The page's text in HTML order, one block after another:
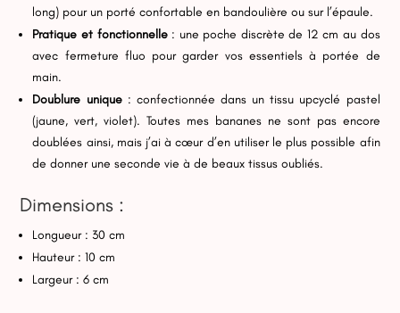
long) pour un porté confortable en bandoulière ou sur l’épaule.
Pratique et fonctionnelle: une poche discrète de 12 cm au dos
avec fermeture fluo pour garder vos essentiels à portée de
main.
Doublure unique: confectionnée dans un tissu upcyclé pastel
(jaune, vert, violet). Toutes mes bananes ne sont pas encore
doublées ainsi, mais j’ai à cœur d’en utiliser le plus possible afin
de donner une seconde vie à de beaux tissus oubliés.
Dimensions :
Longueur : 30 cm
Hauteur : 10 cm
Largeur : 6 cm